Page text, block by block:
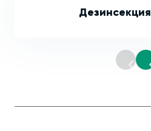
Дезинсекция